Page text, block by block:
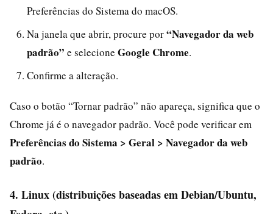
Preferências do Sistema do macOS.
Na janela que abrir, procure por“Navegador da web
padrão” e selecione Google Chrome.
Confirme a alteração.
Caso o botão “Tornar padrão” não apareça, significa que o
Chrome já é o navegador padrão. Você pode verificar em
Preferências do Sistema > Geral > Navegador da web
padrão.
4. Linux (distribuições baseadas em Debian/Ubuntu,